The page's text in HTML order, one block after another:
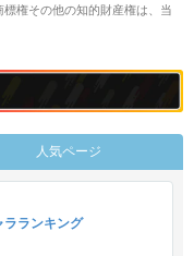
権その他の知的財産権は、当
人気ページ
ラランキング